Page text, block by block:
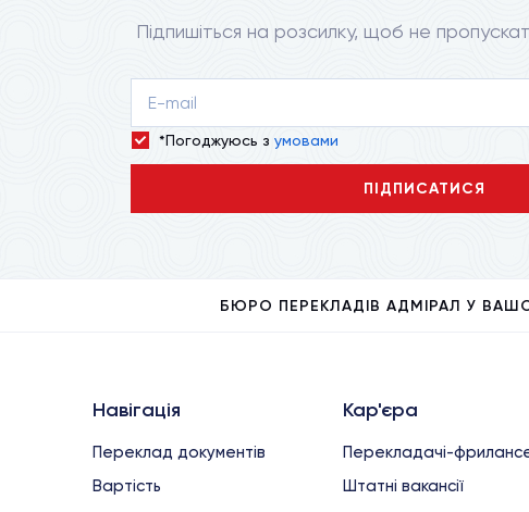
Підпишіться на розсилку, щоб не
*Погоджуюсь з умовами
ПІДПИСАТИСЯ
БЮРО ПЕРЕКЛАДІВ АДМІРАЛ У
Навігація
Переклад документів
Вартість
Кар'єра
Перекладачі-
Штатні вакансії